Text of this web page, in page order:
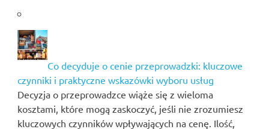
Co decyduje o cenie przeprowadzki: kluczowe
czynniki i praktyczne wskazówki wyboru usług
Decyzja o przeprowadzce wiąże się z wieloma
kosztami, które mogą zaskoczyć, jeśli nie zrozumiesz
kluczowych czynników wpływających na cenę. Ilość,